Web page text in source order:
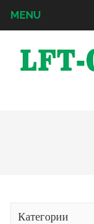
MENU
Категории